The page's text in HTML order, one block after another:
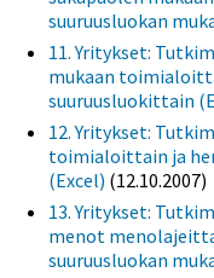
suuruusluokan
11. Yritykset:
mukaan
suuruusluokittain
12. Yritykset:
toimialoittain ja
(Excel) (12.10.2007)
13. Yritykset:
menot
suuruusluokan